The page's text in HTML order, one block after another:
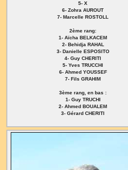
5- X
6- Zohra AUROUT
7- Marcelle ROSTOLL
2ème rang:
1- Aïcha BELKACEM
2- Behidja RAHAL
3- Danielle ESPOSITO
4- Guy CHERITI
5- Yves TRUCCHI
6- Ahmed YOUSSEF
7- Fils GRAHIM
3ème rang, en bas :
1- Guy TRUCHI
2- Ahmed BOUALEM
3- Gérard CHERITI